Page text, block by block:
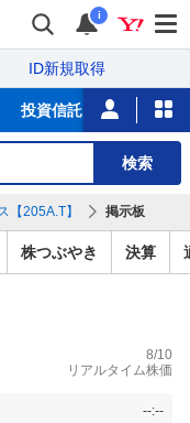
i
ID新規取得
投資信託 ニュース
検索
【205A.T】 掲示板
株つぶやき 決算
8/10
リアルタイム株価
--:--